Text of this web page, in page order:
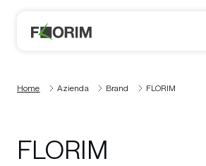
Home Azienda Brand FLORIM
FLORIM